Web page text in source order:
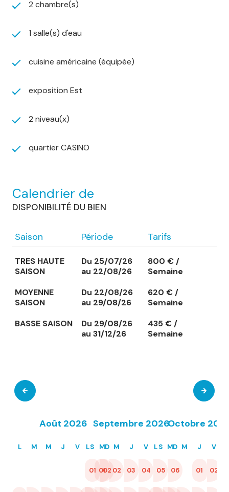
2 chambre(s)
1 salle(s) d'eau
cuisine américaine (équipée)
exposition Est
2 niveau(x)
quartier CASINO
Calendrier de
DISPONIBILITÉ DU BIEN
Saison Période Tarifs
TRES HAUTE
SAISON
Du 25/07/26
au 22/08/26
800 € /
Semaine
MOYENNE
SAISON
Du 22/08/26
au 29/08/26
620 € /
Semaine
BASSE SAISON
Du 29/08/26
au 31/12/26
435 € /
Semaine
Août 2026
L M M J V S D
01 02
Septembre 2026
L M M J V S D
01 02 03 04 05 06
Octobre
L M M J V
01 02